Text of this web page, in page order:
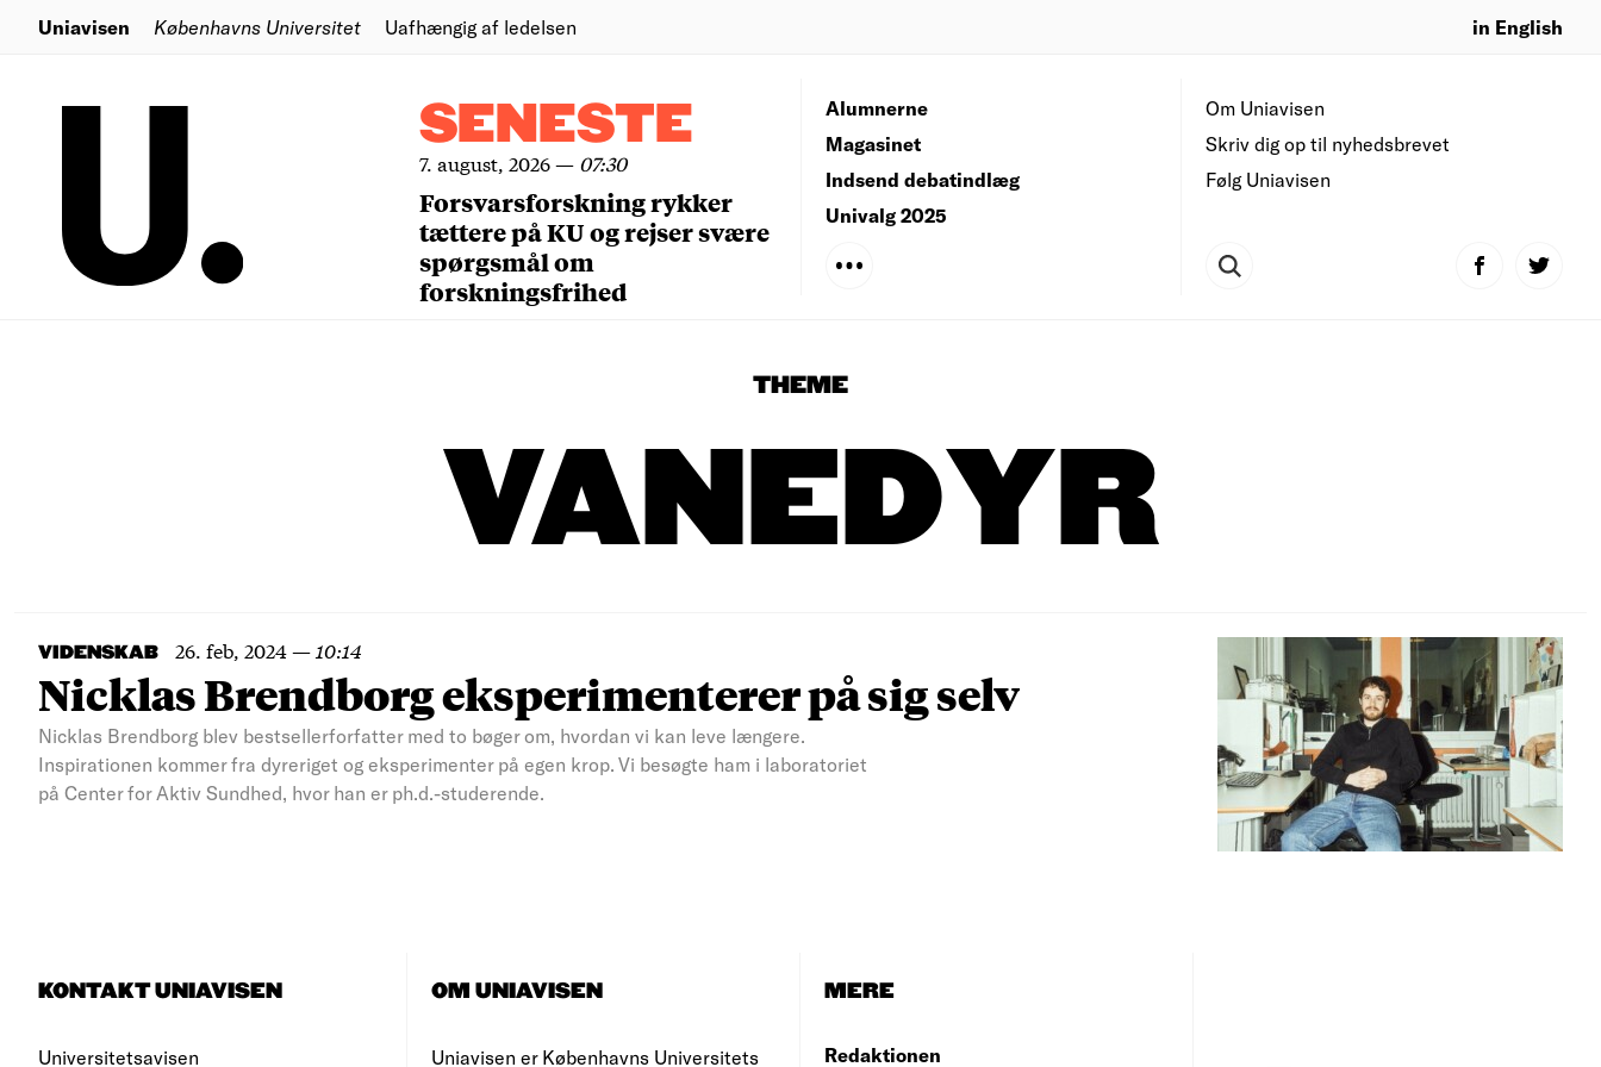
Uniavisen Københavns Universitet Uafhængig af ledelsen in English
SENESTE
7. august, 2026— 07:30
Forsvarsforskning rykker
tættere på KU og rejser svære
spørgsmål om
forskningsfrihed
Om Uniavisen
Skriv dig op til nyhedsbrevet
Følg Uniavisen
Alumnerne
Magasinet
Indsend debatindlæg
Univalg 2025
THEME
VANEDYR
VIDENSKAB 26. feb, 2024— 10:14
Nicklas Brendborg eksperimenterer på sig selv
Nicklas Brendborg blev bestsellerforfatter med to bøger om, hvordan vi kan leve længere.
Inspirationen kommer fra dyreriget og eksperimenter på egen krop. Vi besøgte ham i laboratoriet
på Center for Aktiv Sundhed, hvor han er ph.d.-studerende.
KONTAKT UNIAVISEN
Universitetsavisen
OM UNIAVISEN
Uniavisen er Københavns Universitets
MERE
Redaktionen